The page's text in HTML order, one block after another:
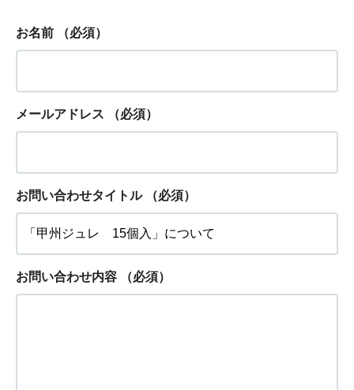
お名前 （必須）
メールアドレス （必須）
お問い合わせタイトル （必須）
お問い合わせ内容 （必須）